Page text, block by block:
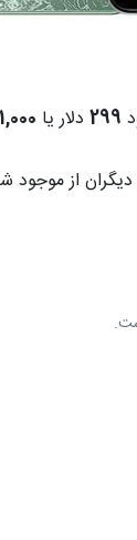
299 دلار یا
از موجود